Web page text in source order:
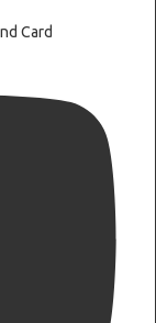
Card